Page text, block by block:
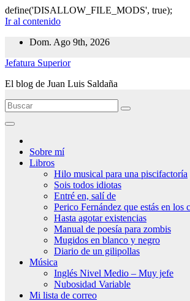
define('DISALLOW_FILE_MODS', true);
Ir al contenido
Dom. Ago 9th, 2026
Jefatura Superior
El blog de Juan Luis Saldaña
Sobre mí
Libros
Hilo musical para una piscifactoría
Sois todos idiotas
Entré en, salí de
Perico Fernández que estás en los
Hasta agotar existencias
Manual de poesía para zombis
Mugidos en blanco y negro
Diario de un gilipollas
Música
Inglés Nivel Medio – Muy jefe
Nubosidad Variable
Mi lista de correo